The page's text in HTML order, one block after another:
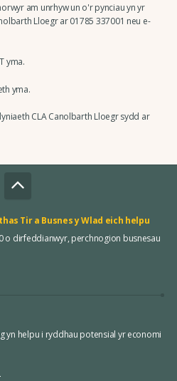
am unrhyw un o'r pynciau yn yr
Lloegr ar 01785 337001 neu e-
yma.
yma.
CLA Canolbarth Lloegr sydd ar
Tir a Busnes y Wlad eich helpu
o dirfeddianwyr, perchnogion busnesau
yn helpu i ryddhau potensial yr economi